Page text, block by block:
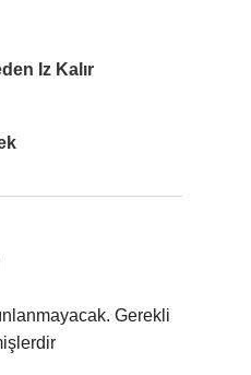
Iz Kalır
Gerekli